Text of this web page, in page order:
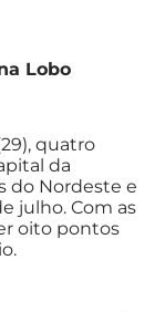
Lobo
quatro
da
do Nordeste e
julho. Com as
oito pontos